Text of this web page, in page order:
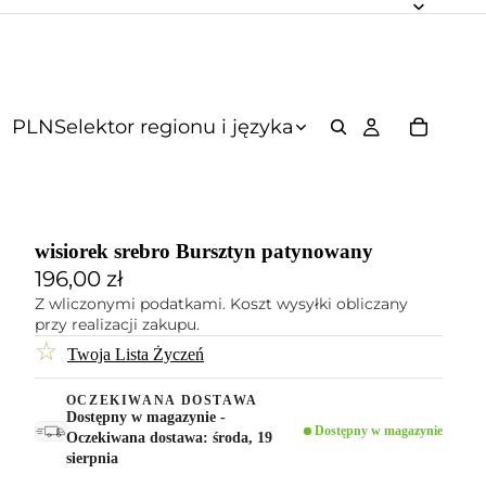
PLNSelektor regionu i języka
wisiorek srebro Bursztyn patynowany
196,00 zł
Z wliczonymi podatkami. Koszt wysyłki obliczany
przy realizacji zakupu.
☆ Twoja Lista Życzeń
OCZEKIWANA DOSTAWA
Dostępny w magazynie -
Oczekiwana dostawa: środa, 19
sierpnia
Dostępny w magazynie